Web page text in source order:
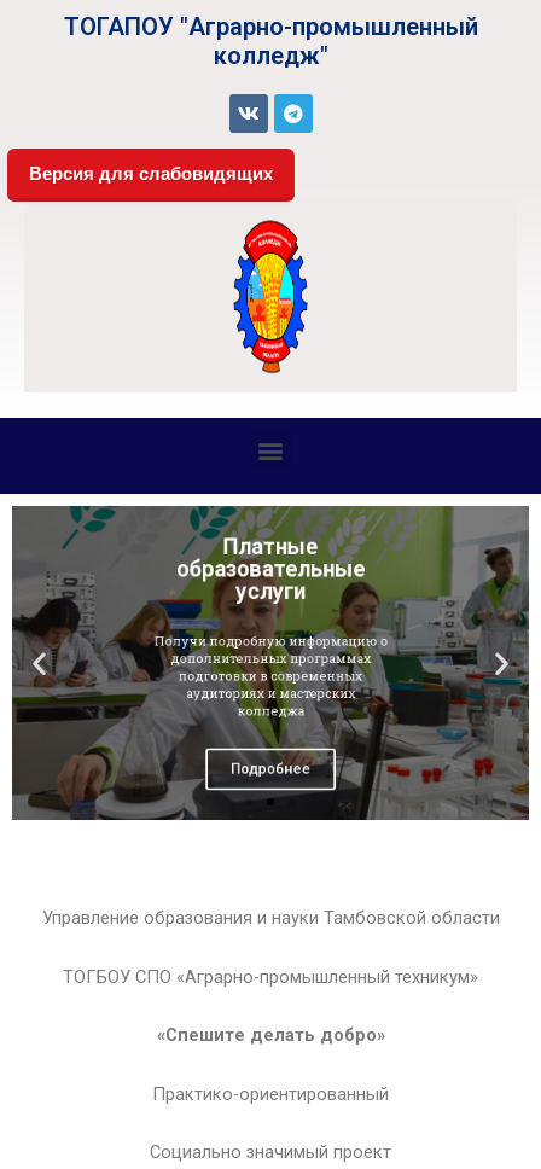
ТОГАПОУ "Аграрно-промышленный
колледж"
Версия для слабовидящих
Платные
образовательные
услуги
Получи подробную информацию о
дополнительных программах
подготовки в современных
аудиториях и мастерских
колледжа
Подробнее
Управление образования и науки Тамбовской области
ТОГБОУ СПО «Аграрно-промышленный техникум»
«Спешите делать добро»
Практико-ориентированный
Социально значимый проект